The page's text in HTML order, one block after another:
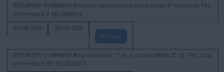
RECURSOS HUMANOS Anuncio corrección errores notas 1º ejercicio Tec.
Informatica B SEL2025013
07/08/2026
30/09/2026
Amosar
RECURSOS HUMANOS Anuncio notas 1º ej. y convocatoria 2º ej. Tec. Sup.
Informática (B) SEL2025013